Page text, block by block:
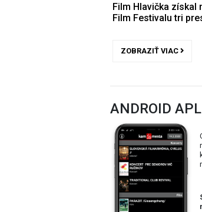
Film Hlavička získal
Film Festivalu tri
ZOBRAZIŤ VIAC
ANDROID